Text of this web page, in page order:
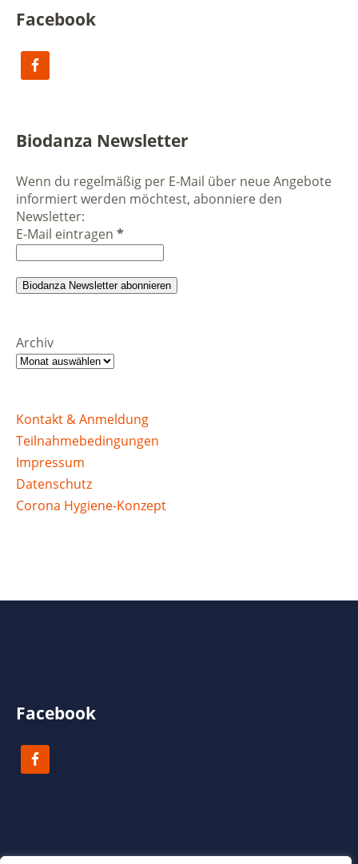
Facebook
Biodanza Newsletter
Wenn du regelmäßig per E-Mail über neue Angebote
informiert werden möchtest, abonniere den
Newsletter:
E-Mail eintragen *
Archiv
Kontakt & Anmeldung
Teilnahmebedingungen
Impressum
Datenschutz
Corona Hygiene-Konzept
Facebook